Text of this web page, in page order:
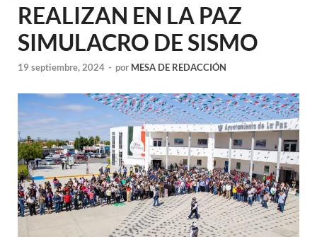
REALIZAN EN LA PAZ
SIMULACRO DE SISMO
19 septiembre, 2024 - por MESA DE REDACCIÓN